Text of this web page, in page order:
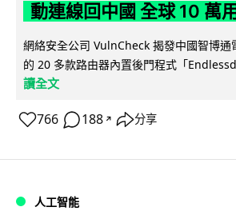
動連線回中國 全球 10 萬
網絡安全公司 VulnCheck 揭發中國智博
的 20 多款路由器內置後門程式「
讀全文
766 188 ↗ 分享
人工智能